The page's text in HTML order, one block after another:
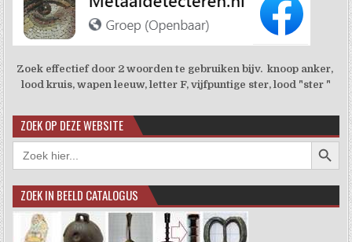
Zoek effectief door 2 woorden te gebruiken bijv. knoop anker,
lood kruis, wapen leeuw, letter F, vijfpuntige ster, lood "ster "
ZOEK OP DEZE WEBSITE
Zoek
naar:
ZOEK IN BEELD CATALOGUS